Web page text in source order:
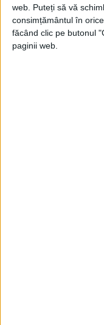
web. Puteți să vă
consimțământul în
făcând clic pe butonul
paginii web.
NR. 94 DIN
„Înulița